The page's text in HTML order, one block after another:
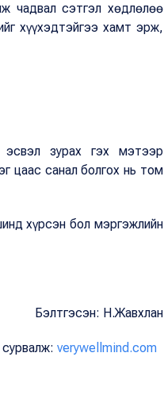
чадвал сэтгэл хөдлөлөө
хүүхэдтэйгээ хамт эрж,
эсвэл зурах гэх мэтээр
цаас санал болгох нь том
хүрсэн бол мэргэжлийн
Бэлтгэсэн: Н.Жавхлан
verywellmind.com